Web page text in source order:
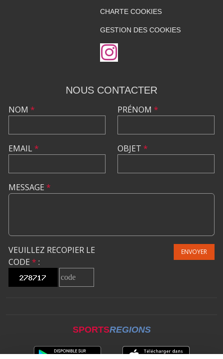
CHARTE COOKIES
GESTION DES COOKIES
NOUS CONTACTER
NOM *
EMAIL*
PRÉNOM *
OBJET *
MESSAGE *
VEUILLEZ RECOPIER LE
CODE * :
ENVOYER
SPORTSREGIONS